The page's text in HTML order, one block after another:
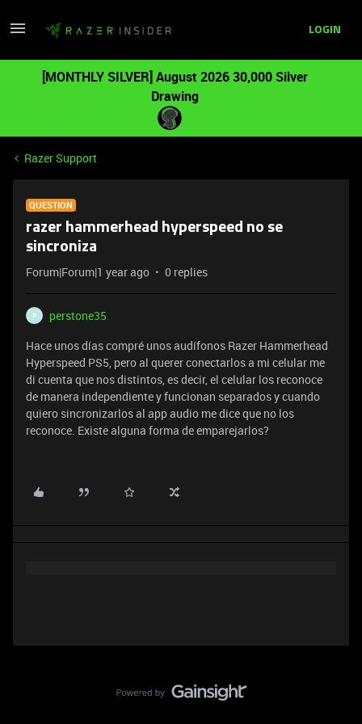
LOGIN
[MONTHLY SILVER] August 2026 30,000 Silver
Drawing
Razer Support
QUESTION
razer hammerhead hyperspeed no se
sincroniza
Forum|Forum|1 year ago 0 replies
P
perstone35
Hace unos días compré unos audífonos Razer Hammerhead
Hyperspeed PS5, pero al querer conectarlos a mi celular me
di cuenta que nos distintos, es decir, el celular los reconoce
de manera independiente y funcionan separados y cuando
quiero sincronizarlos al app audio me dice que no los
reconoce. Existe alguna forma de emparejarlos?